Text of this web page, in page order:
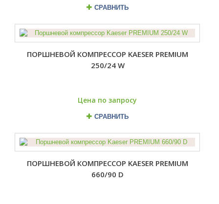
СРАВНИТЬ
ПОРШНЕВОЙ КОМПРЕССОР KAESER PREMIUM
250/24 W
Цена по запросу
СРАВНИТЬ
ПОРШНЕВОЙ КОМПРЕССОР KAESER PREMIUM
660/90 D